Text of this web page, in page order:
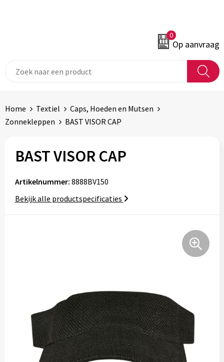
0
Op aanvraag
Home Textiel
Caps, Hoeden en Mutsen
Zonnekleppen
BAST VISOR CAP
BAST VISOR CAP
Artikelnummer: 8888BV150
Bekijk alle productspecificaties